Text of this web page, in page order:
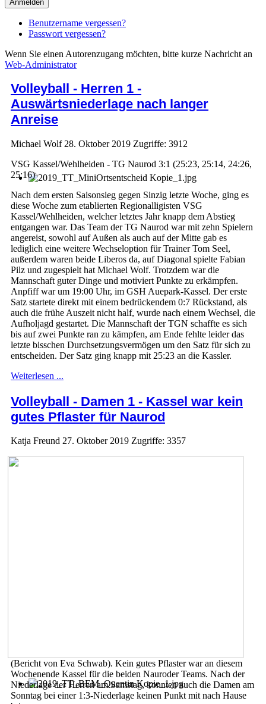
Anmelden
Benutzername vergessen?
Passwort vergessen?
Wenn Sie einen Autorenzugang möchten, bitte kurze Nachricht an
Web-Administrator
Volleyball - Herren 1 -
Auswärtsniederlage nach langer
Anreise
Michael Wolf 28. Oktober 2019 Zugriffe: 3912
VSG Kassel/Wehlheiden - TG Naurod 3:1 (25:23, 25:14, 24:26,
25:16)
Nach dem ersten Saisonsieg gegen Sinzig letzte Woche, ging es
diese Woche zum etablierten Regionalligisten VSG
Kassel/Wehlheiden, welcher letztes Jahr knapp dem Abstieg
entgangen war. Das Team der TG Naurod war mit zehn Spielern
angereist, sowohl auf Außen als auch auf der Mitte gab es
lediglich eine weitere Wechseloption für Trainer Tom Seel,
außerdem waren beide Liberos da, auf Diagonal spielte Fabian
Pilz und zugespielt hat Michael Wolf. Trotzdem war die
Mannschaft guter Dinge und motiviert Punkte zu erkämpfen.
Anpfiff war um 19:00 Uhr, im GSH Auepark-Kassel. Der erste
Satz startete direkt mit einem bedrückendem 0:7 Rückstand, als
auch die frühe Auszeit nicht half, wurde nach einem Wechsel, die
Aufholjagd gestartet. Die Mannschaft der TGN schaffte es sich
bis auf zwei Punkte ran zu kämpfen, am Ende fehlte leider das
letzte bisschen Durchsetzungsvermögen um den Satz für sich zu
entscheiden. Der Satz ging knapp mit 25:23 an die Kassler.
Weiterlesen ...
Volleyball - Damen 1 - Kassel war kein
gutes Pflaster für Naurod
Katja Freund 27. Oktober 2019 Zugriffe: 3357
(Bericht von Eva Schwab). Kein gutes Pflaster war an diesem
Wochenende Kassel für die beiden Nauroder Teams. Nach der
Niederlage der Herren am Samstag, konnten auch die Damen am
Sonntag bei einer 1:3-Niederlage keinen Punkt mit nach Hause